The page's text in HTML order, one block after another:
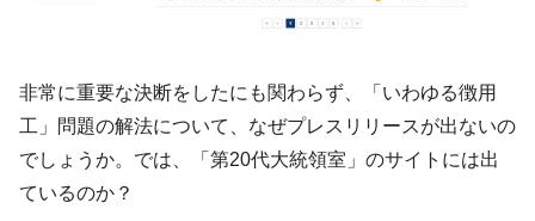
『Money1』
中国だけが鉄鋼輸出を異常増加させる ⇒ 中
国の過剰生産が世界を蝕む。
『Money1』
種は全般的「不調」⇒ PSIが示す現況は決して良くない。
非常に重要な決断をしたにも関わらず、「いわゆる徴用
工」問題の解法について、なぜプレスリリースが出ないの
でしょうか。では、「第20代大統領室」のサイトには出
ているのか？